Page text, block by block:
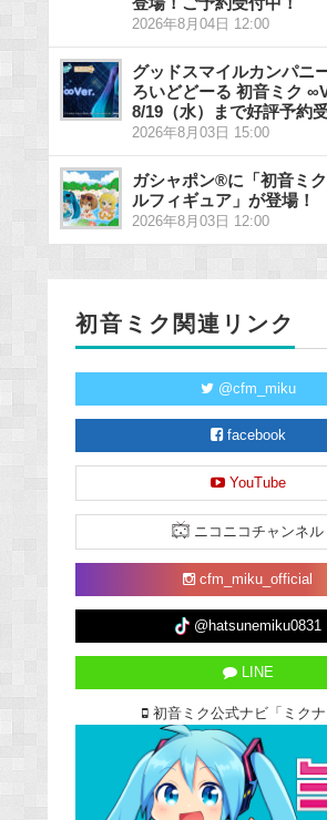
2026年8月04日 12:00
グッドスマイルカンパニ
ろいどどーる 初音ミク
8/19（水）まで好評予約
2026年8月03日 15:00
ガシャポン®に「初音ミ
ルフィギュア」が登場！
2026年8月03日 12:00
初音ミク関連リンク
@cfm_miku
facebook
YouTube
ニコニコチャンネル
cfm_miku_official
@hatsunemiku0831
LINE
初音ミク公式ナビ「ミクナ